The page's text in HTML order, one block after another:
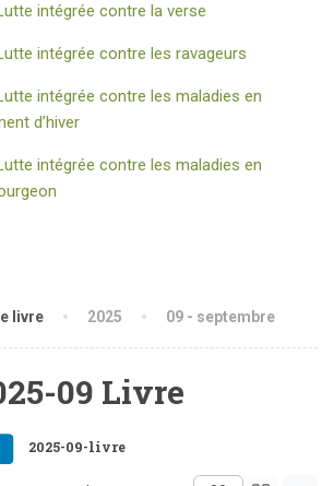
intégrée contre la verse
intégrée contre les ravageurs
intégrée contre les maladies en
d’hiver
intégrée contre les maladies en
livre 2025 09 - septembre
09 Livre
2025-09-livre